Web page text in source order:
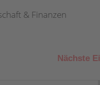
& Finanzen
Nächste